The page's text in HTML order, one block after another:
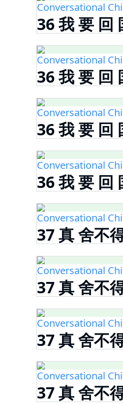
Conversational
36 我 要 回
Conversational
36 我 要 回
Conversational
36 我 要 回
Conversational
36 我 要 回
Conversational
37 真 舍不
Conversational
37 真 舍不
Conversational
37 真 舍不
Conversational
37 真 舍不